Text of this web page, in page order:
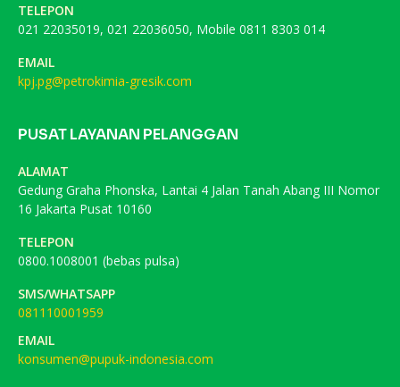
TELEPON
021 22035019, 021 22036050, Mobile 0811 8303 014
EMAIL
kpj.pg@petrokimia-gresik.com
PUSAT LAYANAN PELANGGAN
ALAMAT
Gedung Graha Phonska, Lantai 4 Jalan Tanah Abang III Nomor
16 Jakarta Pusat 10160
TELEPON
0800.1008001 (bebas pulsa)
SMS/WHATSAPP
081110001959
EMAIL
konsumen@pupuk-indonesia.com